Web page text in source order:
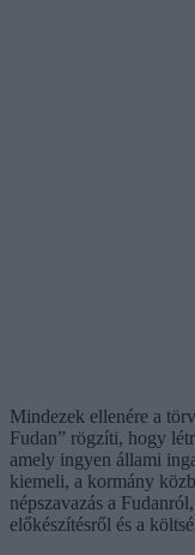
Mindezek ellenére a
Fudan” rögzíti, hogy
amely ingyen állami
kiemeli, a kormány
népszavazás a
előkészítésről és a